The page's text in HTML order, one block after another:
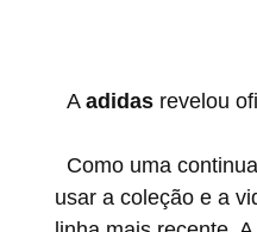
  A
adidas revelou
usar a coleção e a